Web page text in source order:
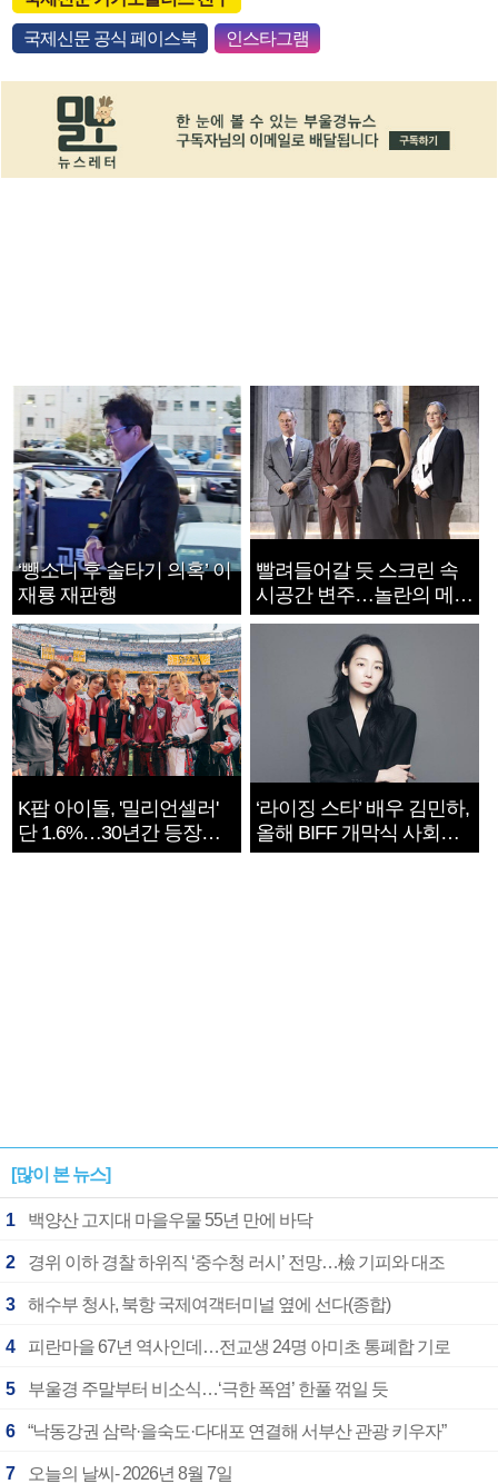
국제신문 공식 페이스북 인스타그램
‘뺑소니 후 술타기 의혹’ 이
재룡 재판행
빨려들어갈 듯 스크린 속
시공간 변주…놀란의 메시
지는 ‘전쟁 속죄’
K팝 아이돌, '밀리언셀러'
단 1.6%…30년간 등장
1182개팀 전수조사
‘라이징 스타’ 배우 김민하,
올해 BIFF 개막식 사회자
확정
[많이 본 뉴스]
1 백양산 고지대 마을우물 55년 만에 바닥
2 경위 이하 경찰 하위직 ‘중수청 러시’ 전망…檢 기피와 대조
3 해수부 청사, 북항 국제여객터미널 옆에 선다(종합)
4 피란마을 67년 역사인데…전교생 24명 아미초 통폐합 기로
5 부울경 주말부터 비소식…‘극한 폭염’ 한풀 꺾일 듯
6 “낙동강권 삼락·을숙도·다대포 연결해 서부산 관광 키우자”
7 오늘의 날씨- 2026년 8월 7일